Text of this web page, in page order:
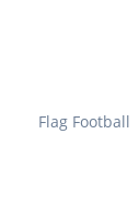
Flag Football